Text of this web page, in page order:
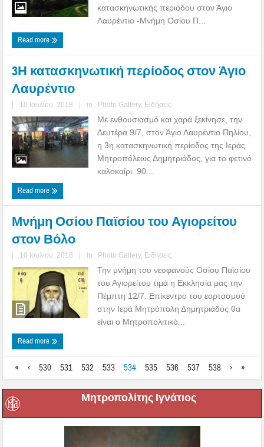
κατασκηνωτικής περιόδου στον Άγιο
Λαυρέντιο -Μνήμη Οσίου Π...
Read more
3Η κατασκηνωτική περίοδος στον Άγιο
Λαυρέντιο
| 10 Ιουλίου, 2018 | in : Photo Gallery, Ειδήσεις
Με ενθουσιασμό και χαρά ξεκίνησε, την
Δευτέρα 9/7, στον Άγιο Λαυρέντιο Πηλίου,
η 3η κατασκηνωτική περίοδος της Ιεράς
Μητροπόλεως Δημητριάδος, για το φετινό
καλοκαίρι. 90...
Read more
Μνήμη Οσίου Παϊσίου του Αγιορείτου
στον Βόλο
| 10 Ιουλίου, 2018 | in : Photo Gallery, Ειδήσεις
Την μνήμη του νεοφανούς Οσίου Παϊσίου
του Αγιορείτου τιμά η Εκκλησία μας την
Πέμπτη 12/7. Επίκεντρο του εορτασμού
στην Ιερά Μητρόπολη Δημητριάδος θα
είναι ο Μητροπολιτικό...
Read more
« ‹ 530 531 532 533 534 535 536 537 538 › »
Μητροπολίτης Ιγνάτιος